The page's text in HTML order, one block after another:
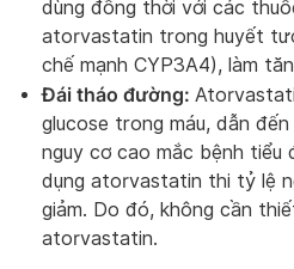
dùng đồng thời với các
atorvastatin trong huyết
chế mạnh CYP3A4), làm
Đái tháo đường:
glucose trong máu, dẫn
nguy cơ cao mắc bệnh tiểu
dụng atorvastatin thi tỷ lệ
giảm. Do đó, không cần
atorvastatin.